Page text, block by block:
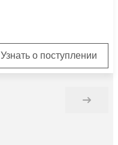
Узнать о поступлении
Дальше